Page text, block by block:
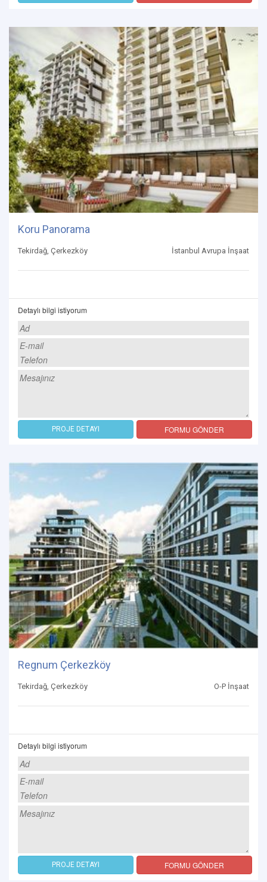
Koru Panorama
Tekirdağ, Çerkezköy İstanbul Avrupa İnşaat
Detaylı bilgi istiyorum
PROJE DETAYI FORMU GÖNDER
Regnum Çerkezköy
Tekirdağ, Çerkezköy O-P İnşaat
Detaylı bilgi istiyorum
PROJE DETAYI FORMU GÖNDER